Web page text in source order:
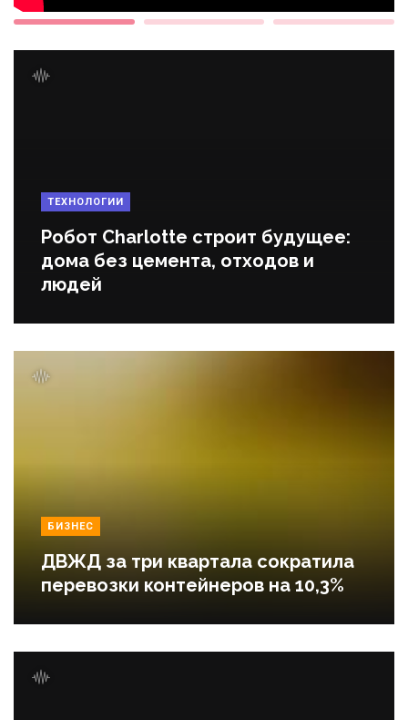
ТЕХНОЛОГИИ
Робот Charlotte строит будущее:
дома без цемента, отходов и
людей
БИЗНЕС
ДВЖД за три квартала сократила
перевозки контейнеров на 10,3%